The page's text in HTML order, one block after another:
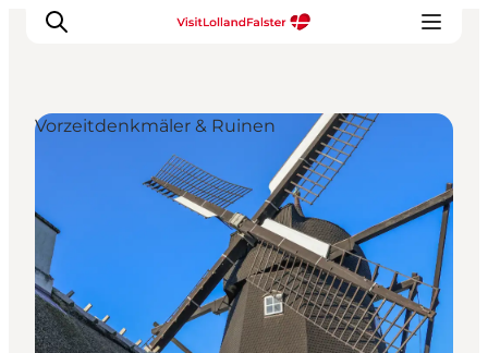
Natur und Outdoor
Familienurlaub
Kultur
Gastronomie
Urlaubsplaner
Vorzeitdenkmäler & Ruinen